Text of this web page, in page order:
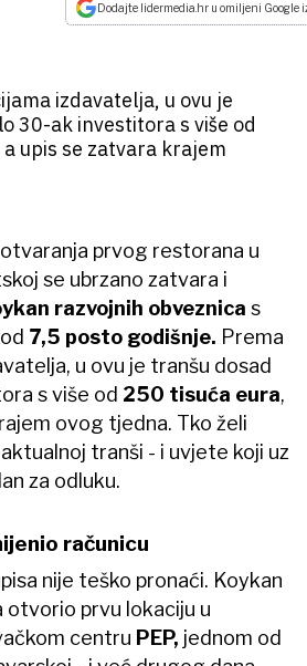
Dodajte lidermedia.hr u omiljeni Google
izdavatelja, u ovu je
30-ak investitora s više od
upis se zatvara krajem
prvog restorana u
se ubrzano zatvara i
razvojnih obveznica s
7,5 posto godišnje. Prema
u ovu je tranšu dosad
s više od 250 tisuća eura,
ovog tjedna. Tko želi
tranši - i uvjete koji uz
za odluku.
računicu
nije teško pronaći. Koykan
otvorio prvu lokaciju u
centru PEP, jednom od